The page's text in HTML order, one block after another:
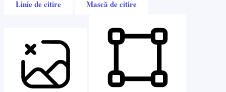
Linie de citire Mască de citire